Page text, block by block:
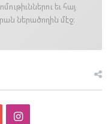
եւ հայ
ներածողին մէջ։
Instagram